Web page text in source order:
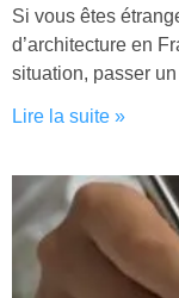
Si vous êtes
d’architecture en
situation, passer
Lire la suite »